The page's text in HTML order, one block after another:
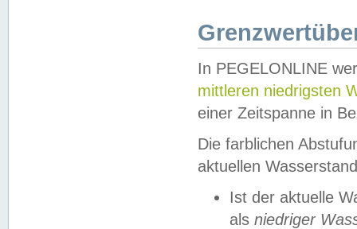
In PEGELONLINE
mittleren niedrigsten
einer Zeitspanne in
Die farblichen
aktuellen
Ist der aktuelle
als niedriger